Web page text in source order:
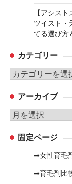
【アシス
ツイスト・
てる選び方
カテゴリー
カ
ゴ
リ
ー
アーカイブ
ア
カ 固定ページ
➡女性育毛
➡育毛剤比